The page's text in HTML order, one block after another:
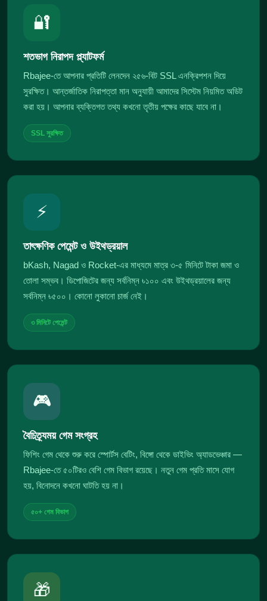
🔐
শতভাগ নিরাপদ প্ল্যাটফর্ম
Rbajee-তে আপনার প্রতিটি লেনদেন ২৫৬-বিট SSL এনক্রিপশন দিয়ে
সুরক্ষিত। আন্তর্জাতিক নিরাপত্তা মান অনুযায়ী আমাদের সিস্টেম নিয়মিত অডিট
করা হয়। আপনার ব্যক্তিগত তথ্য কখনো তৃতীয় পক্ষের কাছে যাবে না।
SSL সুরক্ষিত
⚡
তাৎক্ষণিক পেমেন্ট ও উইথড্রয়াল
bKash, Nagad ও Rocket-এর মাধ্যমে মাত্র ৩-৫ মিনিটে টাকা জমা ও
তোলা সম্ভব। ডিপোজিটের জন্য সর্বনিম্ন ৳১০০ এবং উইথড্রয়ালের জন্য
সর্বনিম্ন ৳৫০০। কোনো লুকানো চার্জ নেই।
৩ মিনিটে পেমেন্ট
🎮
বৈচিত্র্যময় গেম সংগ্রহ
ফিশিং গেম থেকে শুরু করে স্পোর্টস বেটিং, বিঙ্গো থেকে ডাইভিং অ্যাডভেঞ্চার —
Rbajee-তে ৫০টিরও বেশি গেম বিভাগ রয়েছে। নতুন গেম প্রতি মাসে যোগ
হয়, বিনোদনে কখনো ঘাটতি হয় না।
৫০+ গেম বিভাগ
🎁